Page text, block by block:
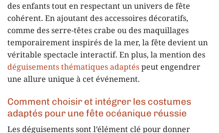
des enfants tout en respectant un univers de fête
cohérent. En ajoutant des accessoires décoratifs,
comme des serre-têtes crabe ou des maquillages
temporairement inspirés de la mer, la fête devient un
véritable spectacle interactif. En plus, la mention des
déguisements thématiques adaptéspeut engendrer
une allure unique à cet événement.
Comment choisir et intégrer les costumes
adaptés pour une fête océanique réussie
Les déguisements sont l’élément clé pour donner